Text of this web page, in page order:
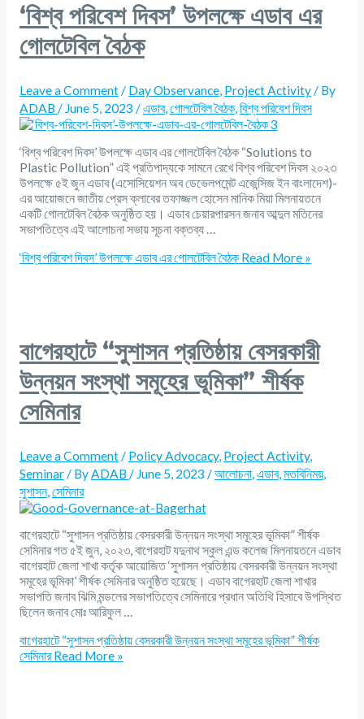
‘বিশ্ব পরিবেশ দিবস’ উপলক্ষে এডাব এর
গোলটেবিল বৈঠক
Leave a Comment/ Day Observance, Project Activity/ By
ADAB / June 5, 2023 /এডাব,গোলটেবিল বৈঠক,বিশ্ব পরিবেশ দিবস
‘বিশ্ব পরিবেশ দিবস’ উপলক্ষে এডাব এর গোলটেবিল বৈঠক “Solutions to
Plastic Pollution” এই প্রতিপাদ্যকে সামনে রেখে বিশ্ব পরিবেশ দিবস ২০২৩
উপলক্ষে ৫ই জুন এডাব (এসোসিয়েশন অব ডেভেলপমেন্ট এজেন্সিজ ইন বাংলাদেশ)-
এর আয়োজনে জাতীয় প্রেস ক্লাবের তফাজ্জল হোসেন মানিক মিয়া মিলনায়তনে
একটি গোলটেবিল বৈঠক অনুষ্ঠিত হয়। এডাব চেয়ারপারসন জনাব আব্দুল মতিনের
সভাপতিত্বে এই আলোচনা সভায় সূচনা বক্তব্য …
‘বিশ্ব পরিবেশ দিবস’ উপলক্ষে এডাব এর গোলটেবিল বৈঠকRead More »
বাগেরহাটে “সুশাসন প্রতিষ্ঠায় বেসরকারী
উন্নয়ন সংস্থা সমূহের ভূমিকা” শীর্ষক
সেমিনার
Leave a Comment/ Policy Advocacy, Project Activity,
Seminar/ ByADAB / June 5, 2023 /আলোচনা,এডাব,মতবিনিময়,
সুশাসন,সেমিনার
বাগেরহাটে “সুশাসন প্রতিষ্ঠায় বেসরকারী উন্নয়ন সংস্থা সমূহের ভূমিকা” শীর্ষক
সেমিনার গত ৫ই জুন, ২০২৩, বাগেরহাট যদুনাথ স্কুল এন্ড কলেজ মিলনায়তনে এডাব
বাগেরহাট জেলা শাখা কর্তৃক আয়োজিত ‘সুশাসন প্রতিষ্ঠায় বেসরকারী উন্নয়ন সংস্থা
সমূহের ভূমিকা’ শীর্ষক সেমিনার অনুষ্ঠিত হয়েছে। এডাব বাগেরহাট জেলা শাখার
সভাপতি জনাব ঝিমি মন্ডলের সভাপতিত্বে সেমিনারে প্রধান অতিথি হিসাবে উপস্থিত
ছিলেন জনাব মোঃ আরিফুল …
বাগেরহাটে “সুশাসন প্রতিষ্ঠায় বেসরকারী উন্নয়ন সংস্থা সমূহের ভূমিকা” শীর্ষক
সেমিনারRead More »